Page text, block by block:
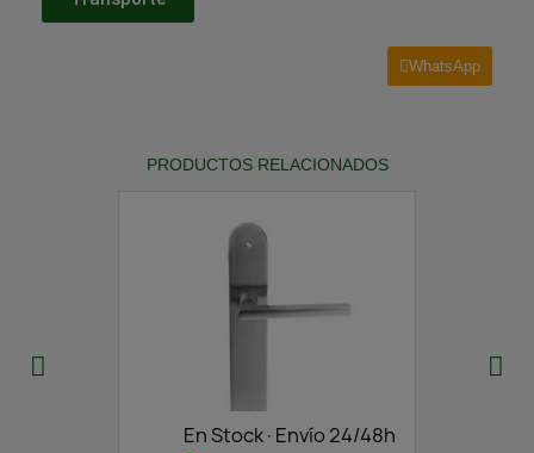
WhatsApp
PRODUCTOS RELACIONADOS
En Stock·Envío 24/48h